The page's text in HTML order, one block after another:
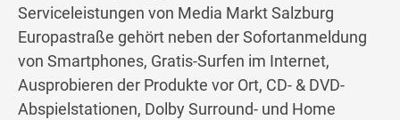
Serviceleistungen von Media Markt Salzburg
Europastraße gehört neben der Sofortanmeldung
von Smartphones, Gratis-Surfen im Internet,
Ausprobieren der Produkte vor Ort, CD- & DVD-
Abspielstationen, Dolby Surround- und Home